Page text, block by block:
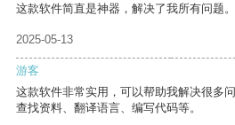
这款软件简直是神器，解决了我所有问题。
2025-05-13
游客
这款软件非常实用，可以帮助我解决很多
查找资料、翻译语言、编写代码等。